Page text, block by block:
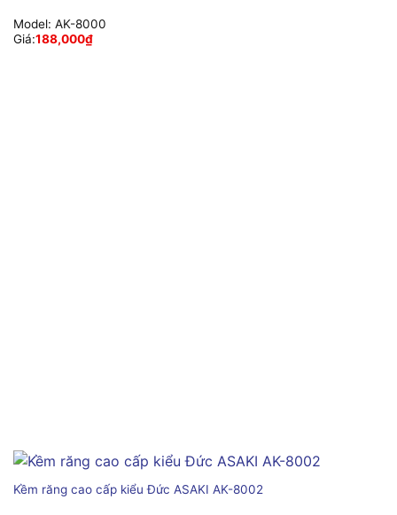
Model: AK-8000
Giá:188,000₫
Kềm răng cao cấp kiểu Đức ASAKI AK-8002